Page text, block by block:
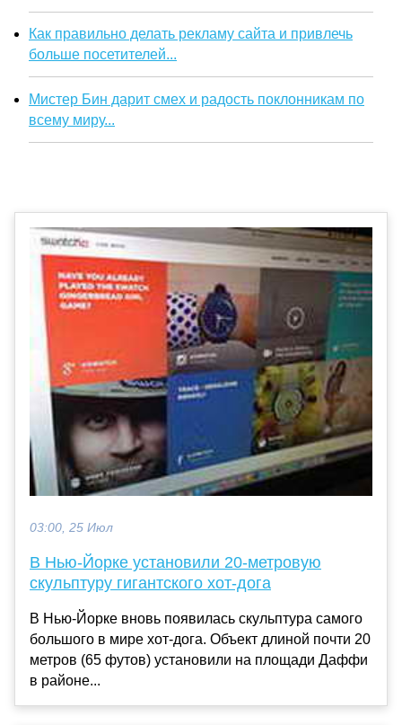
Как правильно делать рекламу сайта и привлечь
больше посетителей...
Мистер Бин дарит смех и радость поклонникам по
всему миру...
03:00, 25 Июл
В Нью-Йорке установили 20-метровую
скульптуру гигантского хот-дога
В Нью-Йорке вновь появилась скульптура самого
большого в мире хот-дога. Объект длиной почти 20
метров (65 футов) установили на площади Даффи
в районе...